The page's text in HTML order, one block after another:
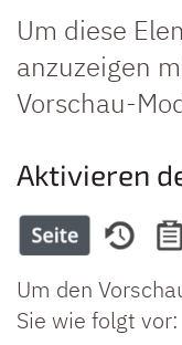
Um diese
anzuzeigen
Vorschau-
Aktivieren
Um den
Sie wie folgt vor: